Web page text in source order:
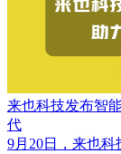
来也科技发布智
代
9月20日，来也